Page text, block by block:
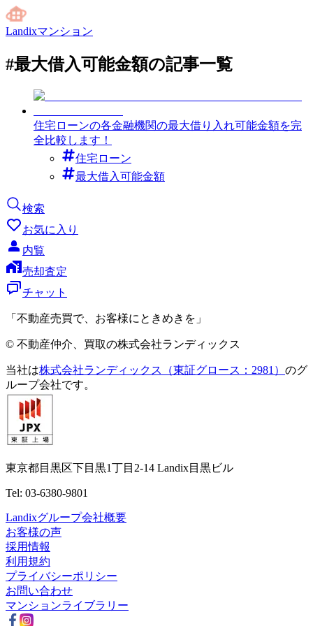
Landixマンション
#最大借入可能金額の記事一覧
住宅ローンの各金融機関の最大借り入れ可能金額を完
全比較します！
住宅ローン
最大借入可能金額
検索
お気に入り
内覧
売却査定
チャット
「不動産売買で、お客様にときめきを」
© 不動産仲介、買取の株式会社ランディックス
当社は株式会社ランディックス（東証グロース：2981） のグ
ループ会社です。
東京都目黒区下目黒1丁目2-14 Landix目黒ビル
Tel: 03-6380-9801
Landixグループ会社概要
お客様の声
採用情報
利用規約
プライバシーポリシー
お問い合わせ
マンションライブラリー